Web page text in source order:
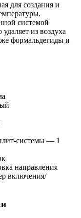
для создания и
системой
из воздуха
формальдегиды и
системы — 1
направления
включения/